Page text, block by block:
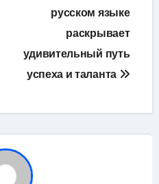
русском языке
раскрывает
удивительный путь
успеха и таланта